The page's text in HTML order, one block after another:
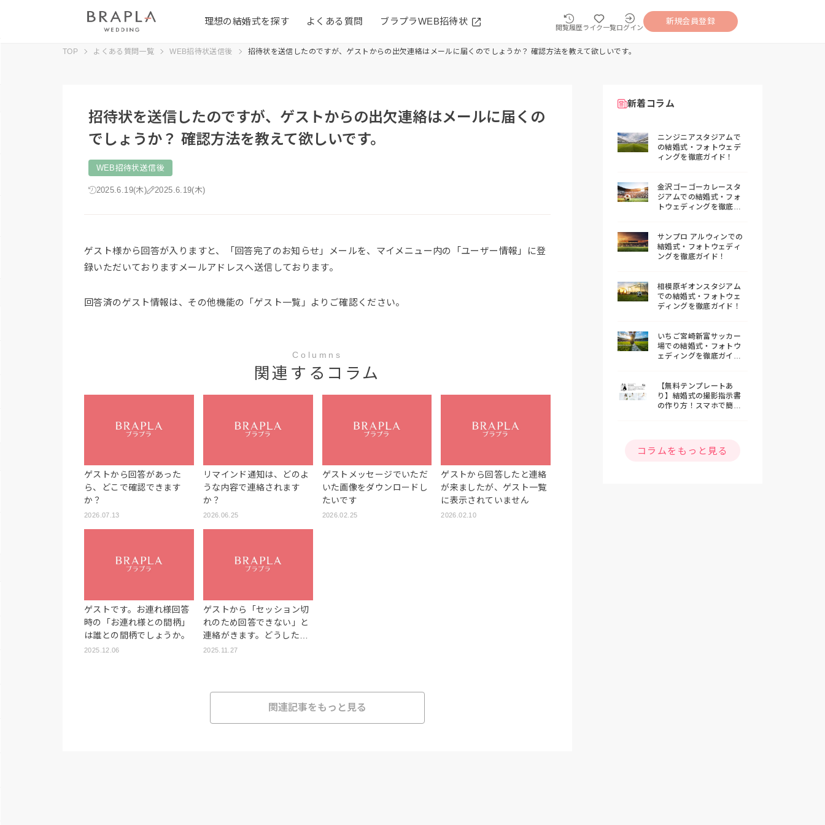
理想の結婚式を探す よくある質問 ブラプラWEB招待状
閲覧履歴ライク一覧ログイン
新規会員登録
TOP よくある質問一覧 WEB招待状送信後 招待状を送信したのですが、ゲストからの出欠連絡はメールに届くのでしょうか？ 確認方法を教えて欲しいです。
招待状を送信したのですが、ゲストからの出欠連絡はメールに届くの
でしょうか？ 確認方法を教えて欲しいです。
WEB招待状送信後
2025.6.19(木) 2025.6.19(木)
ゲスト様から回答が入りますと、「回答完了のお知らせ」メールを、マイメニュー内の「ユーザー情報」に登
録いただいておりますメールアドレスへ送信しております。
回答済のゲスト情報は、その他機能の「ゲスト一覧」よりご確認ください。
Columns
関連するコラム
ゲストから回答があった
ら、どこで確認できます
か？
2026.07.13
リマインド通知は、どのよ
うな内容で連絡されます
か？
2026.06.25
ゲストメッセージでいただ
いた画像をダウンロードし
たいです
2026.02.25
ゲストから回答したと連絡
が来ましたが、ゲスト一覧
に表示されていません
2026.02.10
ゲストです。お連れ様回答
時の「お連れ様との間柄」
は誰との間柄でしょうか。
2025.12.06
ゲストから「セッション切
れのため回答できない」と
連絡がきます。どうしたら
良いですか？
2025.11.27
関連記事をもっと見る
新着コラム
ニンジニアスタジアムで
の結婚式・フォトウェデ
ィングを徹底ガイド！
金沢ゴーゴーカレースタ
ジアムでの結婚式・フォ
トウェディングを徹底ガ
サンプロ アルウィンでの
結婚式・フォトウェディ
ングを徹底ガイド！
相模原ギオンスタジアム
での結婚式・フォトウェ
ディングを徹底ガイド！
いちご宮崎新富サッカー
場での結婚式・フォトウ
ェディングを徹底ガイ
【無料テンプレートあ
り】結婚式の撮影指示書
の作り方！スマホで簡単
コラムをもっと見る